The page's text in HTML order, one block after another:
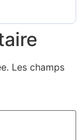
Les champs